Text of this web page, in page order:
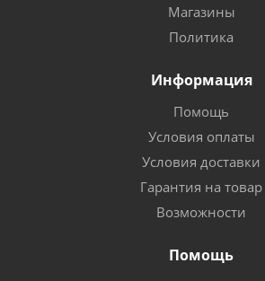
Магазины
Политика
Информация
Помощь
Условия оплаты
Условия доставки
Гарантия на товар
Возможности
Помощь